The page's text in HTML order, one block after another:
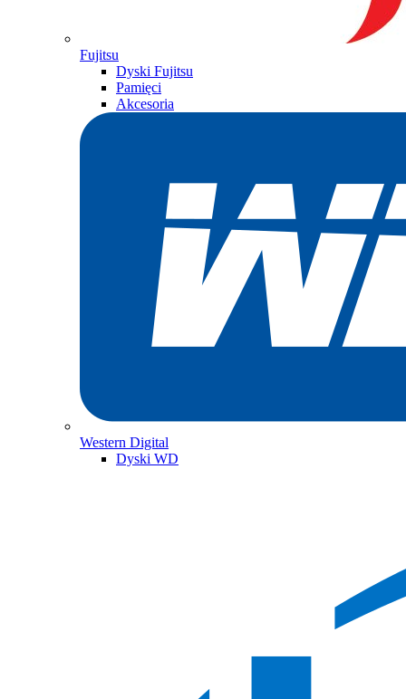
Fujitsu
Dyski Fujitsu
Pamięci
Akcesoria
Western Digital
Dyski WD